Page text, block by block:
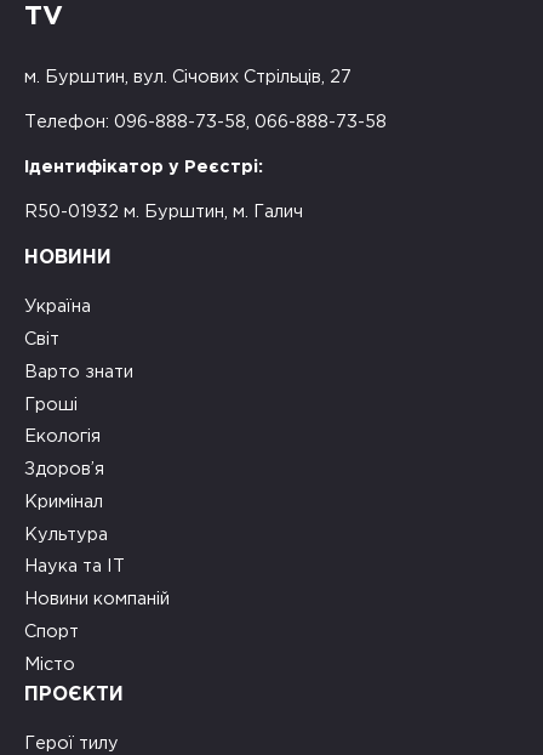
TV
м. Бурштин, вул. Січових Стрільців, 27
Телефон: 096-888-73-58, 066-888-73-58
Ідентифікатор у Реєстрі:
R50-01932 м. Бурштин, м. Галич
НОВИНИ
Україна
Світ
Варто знати
Гроші
Екологія
Здоров’я
Кримінал
Культура
Наука та ІТ
Новини компаній
Спорт
Місто
ПРОЄКТИ
Герої тилу